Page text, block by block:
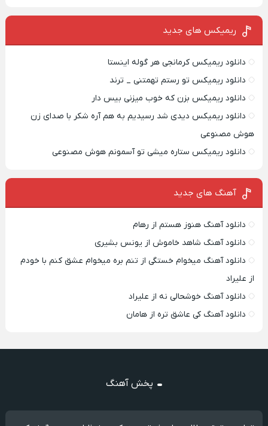
ریمیکس‌ های جدید
دانلود ریمیکس کرمانجی هر گوله اینستا
دانلود ریمیکس تو رستم تهمتنی _ ترند
دانلود ریمیکس بزن که خوب میزنی بیس دار
دانلود ریمیکس دیدی شد رسیدیم به هم آره شکر با صدای زن
هوش مصنوعی
دانلود ریمیکس ستاره میشی تو آسمونم هوش مصنوعی
آهنگ های جدید
دانلود آهنگ هنوز هستم از رهام
دانلود آهنگ شاهد خاموش از یونس بشیری
دانلود آهنگ میخوام خستگی از تنم بره میخوام عشق کنم با خودم
از علیراد
دانلود آهنگ خوشحالی نه از علیراد
دانلود آهنگ کی عاشق تره از هامان
پخش آهنگ